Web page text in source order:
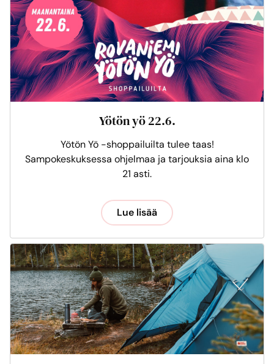
Yötön yö 22.6.
Yötön Yö -shoppailuilta tulee taas!
Sampokeskuksessa ohjelmaa ja tarjouksia aina klo
21 asti.
Lue lisää